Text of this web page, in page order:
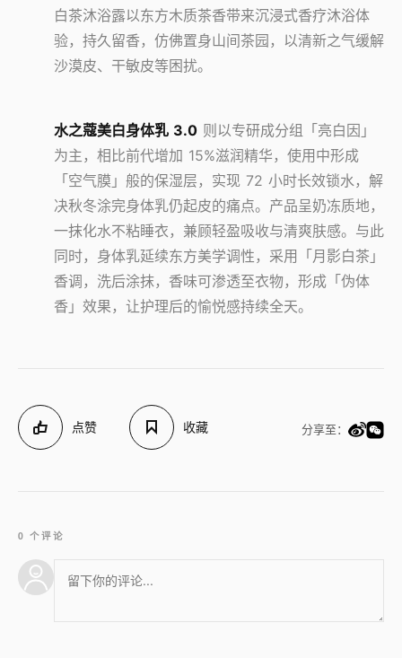
白茶沐浴露以东方木质茶香带来沉浸式香疗沐浴体
验，持久留香，仿佛置身山间茶园，以清新之气缓解
沙漠皮、干敏皮等困扰。
水之蔻美白身体乳 3.0 则以专研成分组「亮白因」
为主，相比前代增加 15%滋润精华，使用中形成
「空气膜」般的保湿层，实现 72 小时长效锁水，解
决秋冬涂完身体乳仍起皮的痛点。产品呈奶冻质地，
一抹化水不粘睡衣，兼顾轻盈吸收与清爽肤感。与此
同时，身体乳延续东方美学调性，采用「月影白茶」
香调，洗后涂抹，香味可渗透至衣物，形成「伪体
香」效果，让护理后的愉悦感持续全天。
点赞 收藏 分享至：
0 个评论